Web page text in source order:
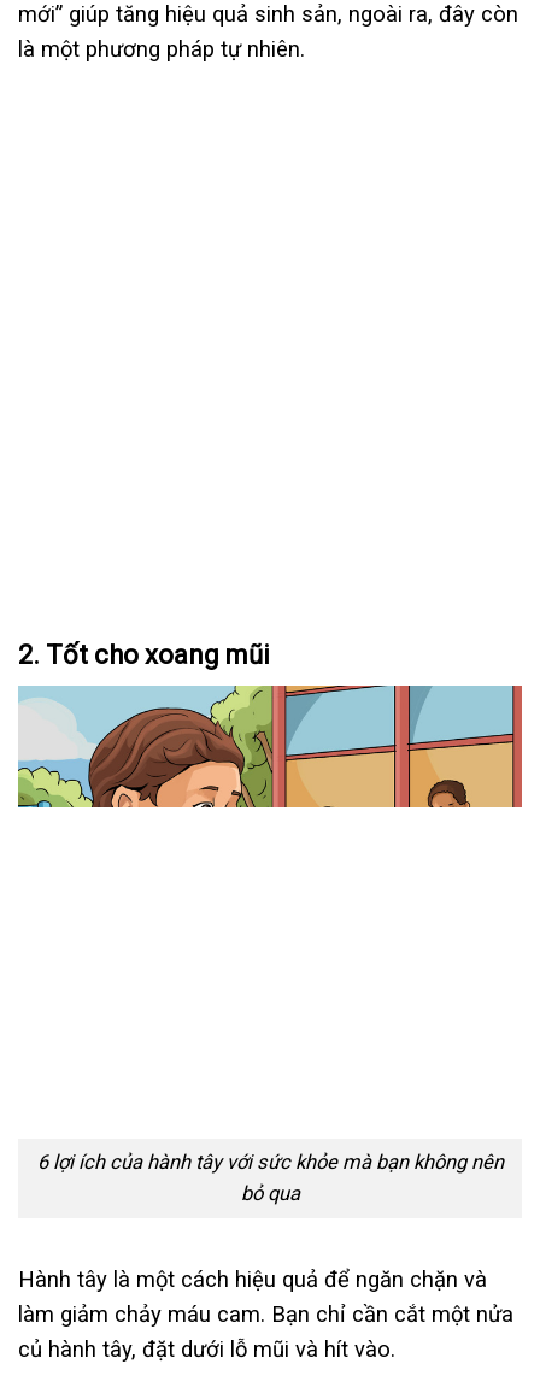
mới” giúp tăng hiệu quả sinh sản, ngoài ra, đây còn
là một phương pháp tự nhiên.
2. Tốt cho xoang mũi
6 lợi ích của hành tây với sức khỏe mà bạn không nên
bỏ qua
Hành tây là một cách hiệu quả để ngăn chặn và
làm giảm chảy máu cam. Bạn chỉ cần cắt một nửa
củ hành tây, đặt dưới lỗ mũi và hít vào.